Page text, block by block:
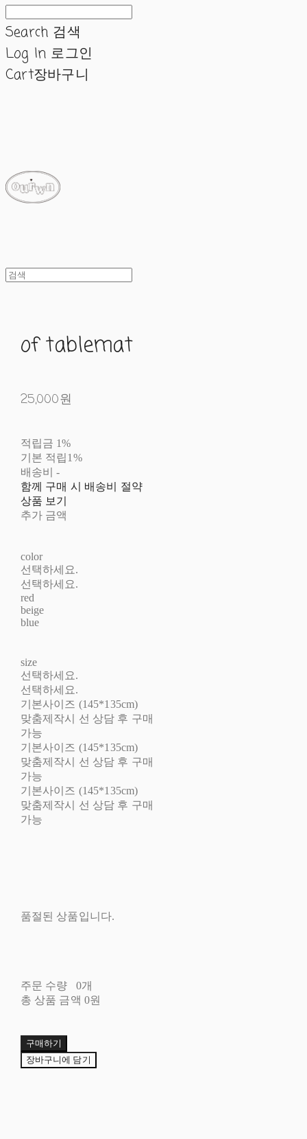
Search 검색
Log In 로그인
Cart장바구니
of tablemat
25,000원
적립금 1%
기본 적립1%
배송비-
함께 구매 시 배송비 절약
상품 보기
추가 금액
color
선택하세요.
선택하세요.
red
beige
blue
size
선택하세요.
선택하세요.
기본사이즈 (145*135cm)
맞춤제작시 선 상담 후 구매
가능
기본사이즈 (145*135cm)
맞춤제작시 선 상담 후 구매
가능
기본사이즈 (145*135cm)
맞춤제작시 선 상담 후 구매
가능
품절된 상품입니다.
주문 수량
0개
총 상품 금액 0원
구매하기
장바구니에 담기